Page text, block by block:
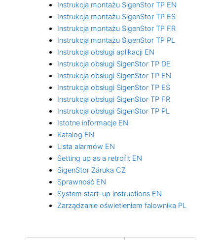
Instrukcja montażu SigenStor TP EN
Instrukcja montażu SigenStor TP ES
Instrukcja montażu SigenStor TP FR
Instrukcja montażu SigenStor TP PL
Instrukcja obsługi aplikacji EN
Instrukcja obsługi SigenStor TP DE
Instrukcja obsługi SigenStor TP EN
Instrukcja obsługi SigenStor TP ES
Instrukcja obsługi SigenStor TP FR
Instrukcja obsługi SigenStor TP PL
Istotne informacje EN
Katalog EN
Lista alarmów EN
Setting up as a retrofit EN
SigenStor Záruka CZ
Sprawność EN
System start-up instructions EN
Zarządzanie oświetleniem falownika PL